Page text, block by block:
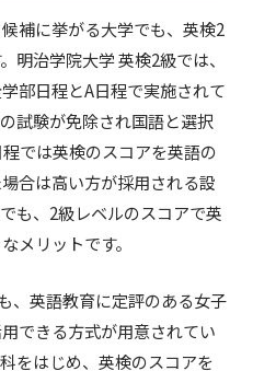
補に挙がる大学でも、英検2
明治学院大学 英検2級では、
部日程とA日程で実施されて
試験が免除され国語と選択
では英検のスコアを英語の
合は高い方が採用される設
も、2級レベルのスコアで英
メリットです。
、英語教育に定評のある女子
できる方式が用意されてい
をはじめ、英検のスコアを